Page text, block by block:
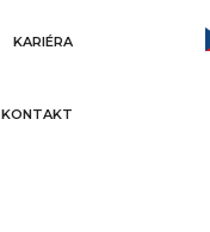
KARIÉRA
KONTAKT